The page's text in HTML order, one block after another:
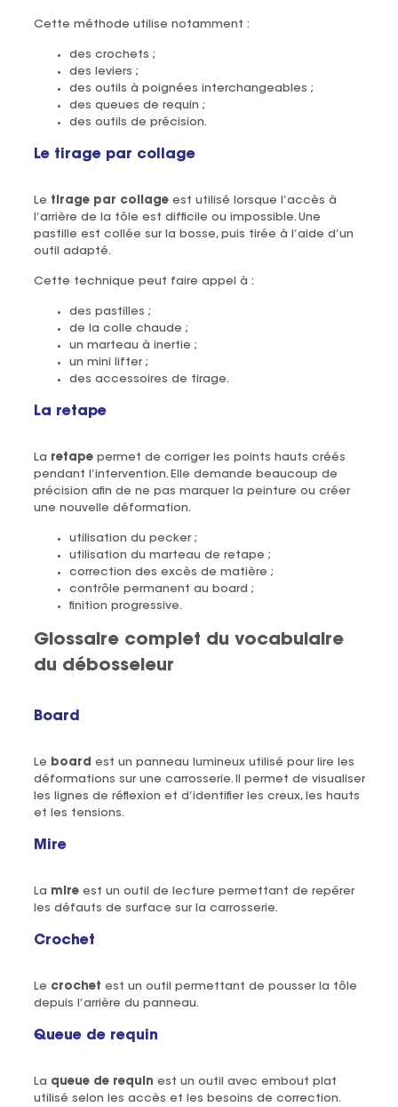
Cette méthode utilise notamment :
des crochets ;
des leviers ;
des outils à poignées interchangeables ;
des queues de requin ;
des outils de précision.
Le tirage par collage
Le tirage par collageest utilisé lorsque l’accès à
l’arrière de la tôle est difficile ou impossible. Une
pastille est collée sur la bosse, puis tirée à l’aide d’un
outil adapté.
Cette technique peut faire appel à :
des pastilles ;
de la colle chaude ;
un marteau à inertie ;
un mini lifter ;
des accessoires de tirage.
La retape
La retapepermet de corriger les points hauts créés
pendant l’intervention. Elle demande beaucoup de
précision afin de ne pas marquer la peinture ou créer
une nouvelle déformation.
utilisation du pecker ;
utilisation du marteau de retape ;
correction des excès de matière ;
contrôle permanent au board ;
finition progressive.
Glossaire complet du vocabulaire
du débosseleur
Board
Le board est un panneau lumineux utilisé pour lire les
déformations sur une carrosserie. Il permet de visualiser
les lignes de réflexion et d’identifier les creux, les hauts
et les tensions.
Mire
La mireest un outil de lecture permettant de repérer
les défauts de surface sur la carrosserie.
Crochet
Le crochet est un outil permettant de pousser la tôle
depuis l’arrière du panneau.
Queue de requin
La queue de requin est un outil avec embout plat
utilisé selon les accès et les besoins de correction.